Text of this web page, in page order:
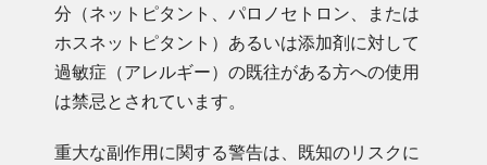
分（ネットピタント、パロノセトロン、または
ホスネットピタント）あるいは添加剤に対して
過敏症（アレルギー）の既往がある方への使用
は禁忌とされています。
重大な副作用に関する警告は、既知のリスクに